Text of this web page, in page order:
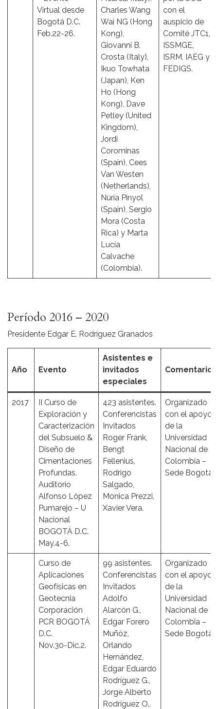
Virtual desde
Bogotá D.C.
Feb.22-26.
Charles Wang
Wai NG (Hong
Kong),
Giovanni B.
Crosta (Italy),
Ikuo Towhata
(Japan), Ken
Ho (Hong
Kong), Dave
Petley (United
Kingdom),
Jordi
Corominas
(Spain), Cees
Van Westen
(Netherlands),
Núria Pinyol
(Spain), Sergio
Mora (Costa
Rica) y Marta
Lucía
Calvache
(Colombia).
con el
auspicio de
Comité JTC1,
ISSMGE,
ISRM, IAEG y
FEDIGS.
Período 2016 – 2020
Presidente Edgar E. Rodríguez Granados
Año Evento
Asistentes e
invitados
especiales
Comentarios
2017
II Curso de
Exploración y
Caracterización
del Subsuelo &
Diseño de
Cimentaciones
Profundas.
Auditorio
Alfonso López
Pumarejo – U
Nacional
BOGOTÁ D.C.
May.4-6.
423 asistentes.
Conferencistas
Invitados
Roger Frank,
Bengt
Fellenius,
Rodrigo
Salgado,
Monica Prezzi,
Xavier Vera.
Organizado
con el apoyo
de la
Universidad
Nacional de
Colombia –
Sede Bogotá.
Curso de
Aplicaciones
Geofísicas en
Geotecnia
Corporación
PCR BOGOTÁ
D.C.
Nov.30-Dic.2.
99 asistentes.
Conferencistas
Invitados
Adolfo
Alarcón G.,
Edgar Forero
Muñóz,
Orlando
Hernández,
Edgar Eduardo
Rodríguez G.,
Jorge Alberto
Rodríguez O.,
Organizado
con el apoyo
de la
Universidad
Nacional de
Colombia –
Sede Bogotá.